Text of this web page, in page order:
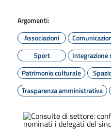
Argomenti:
Associazioni
Sport
Integrazione
Patrimonio culturale
Trasparenza amministrativa